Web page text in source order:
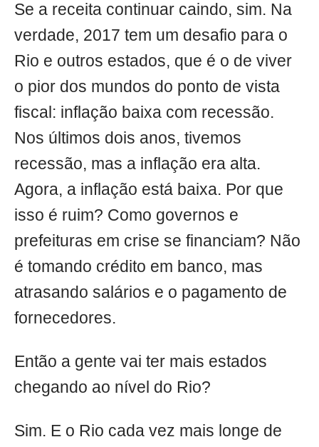
Se a receita continuar caindo, sim. Na
verdade, 2017 tem um desafio para o
Rio e outros estados, que é o de viver
o pior dos mundos do ponto de vista
fiscal: inflação baixa com recessão.
Nos últimos dois anos, tivemos
recessão, mas a inflação era alta.
Agora, a inflação está baixa. Por que
isso é ruim? Como governos e
prefeituras em crise se financiam? Não
é tomando crédito em banco, mas
atrasando salários e o pagamento de
fornecedores.
Então a gente vai ter mais estados
chegando ao nível do Rio?
Sim. E o Rio cada vez mais longe de